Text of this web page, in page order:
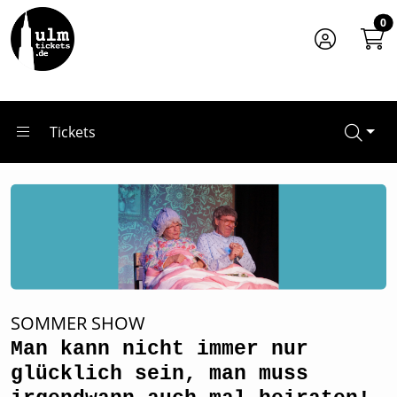
Zum Hauptinhalt springen 0
Tickets
Startseite
Tickets
Man kann nicht immer nur glücklich sein, man muss
SOMMER SHOW
Man kann nicht immer nur
glücklich sein, man muss